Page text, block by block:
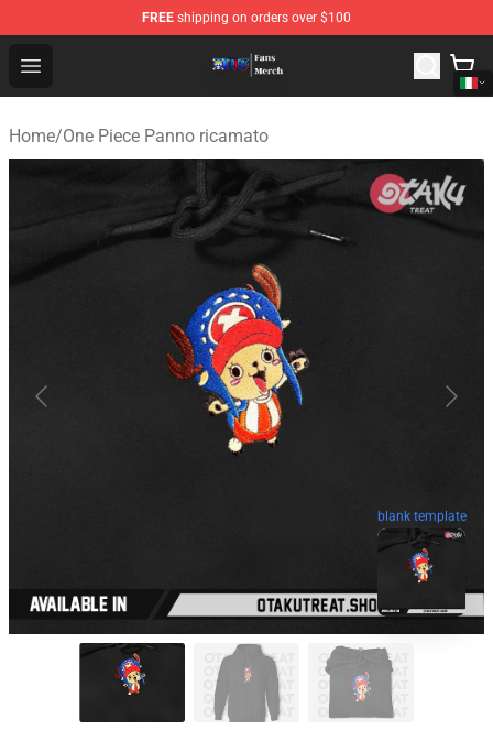
FREE shipping on orders over $100
Open menu
One Piece Store - Official One Piece Merchandise Shop
Home/One Piece Panno ricamato
blank template